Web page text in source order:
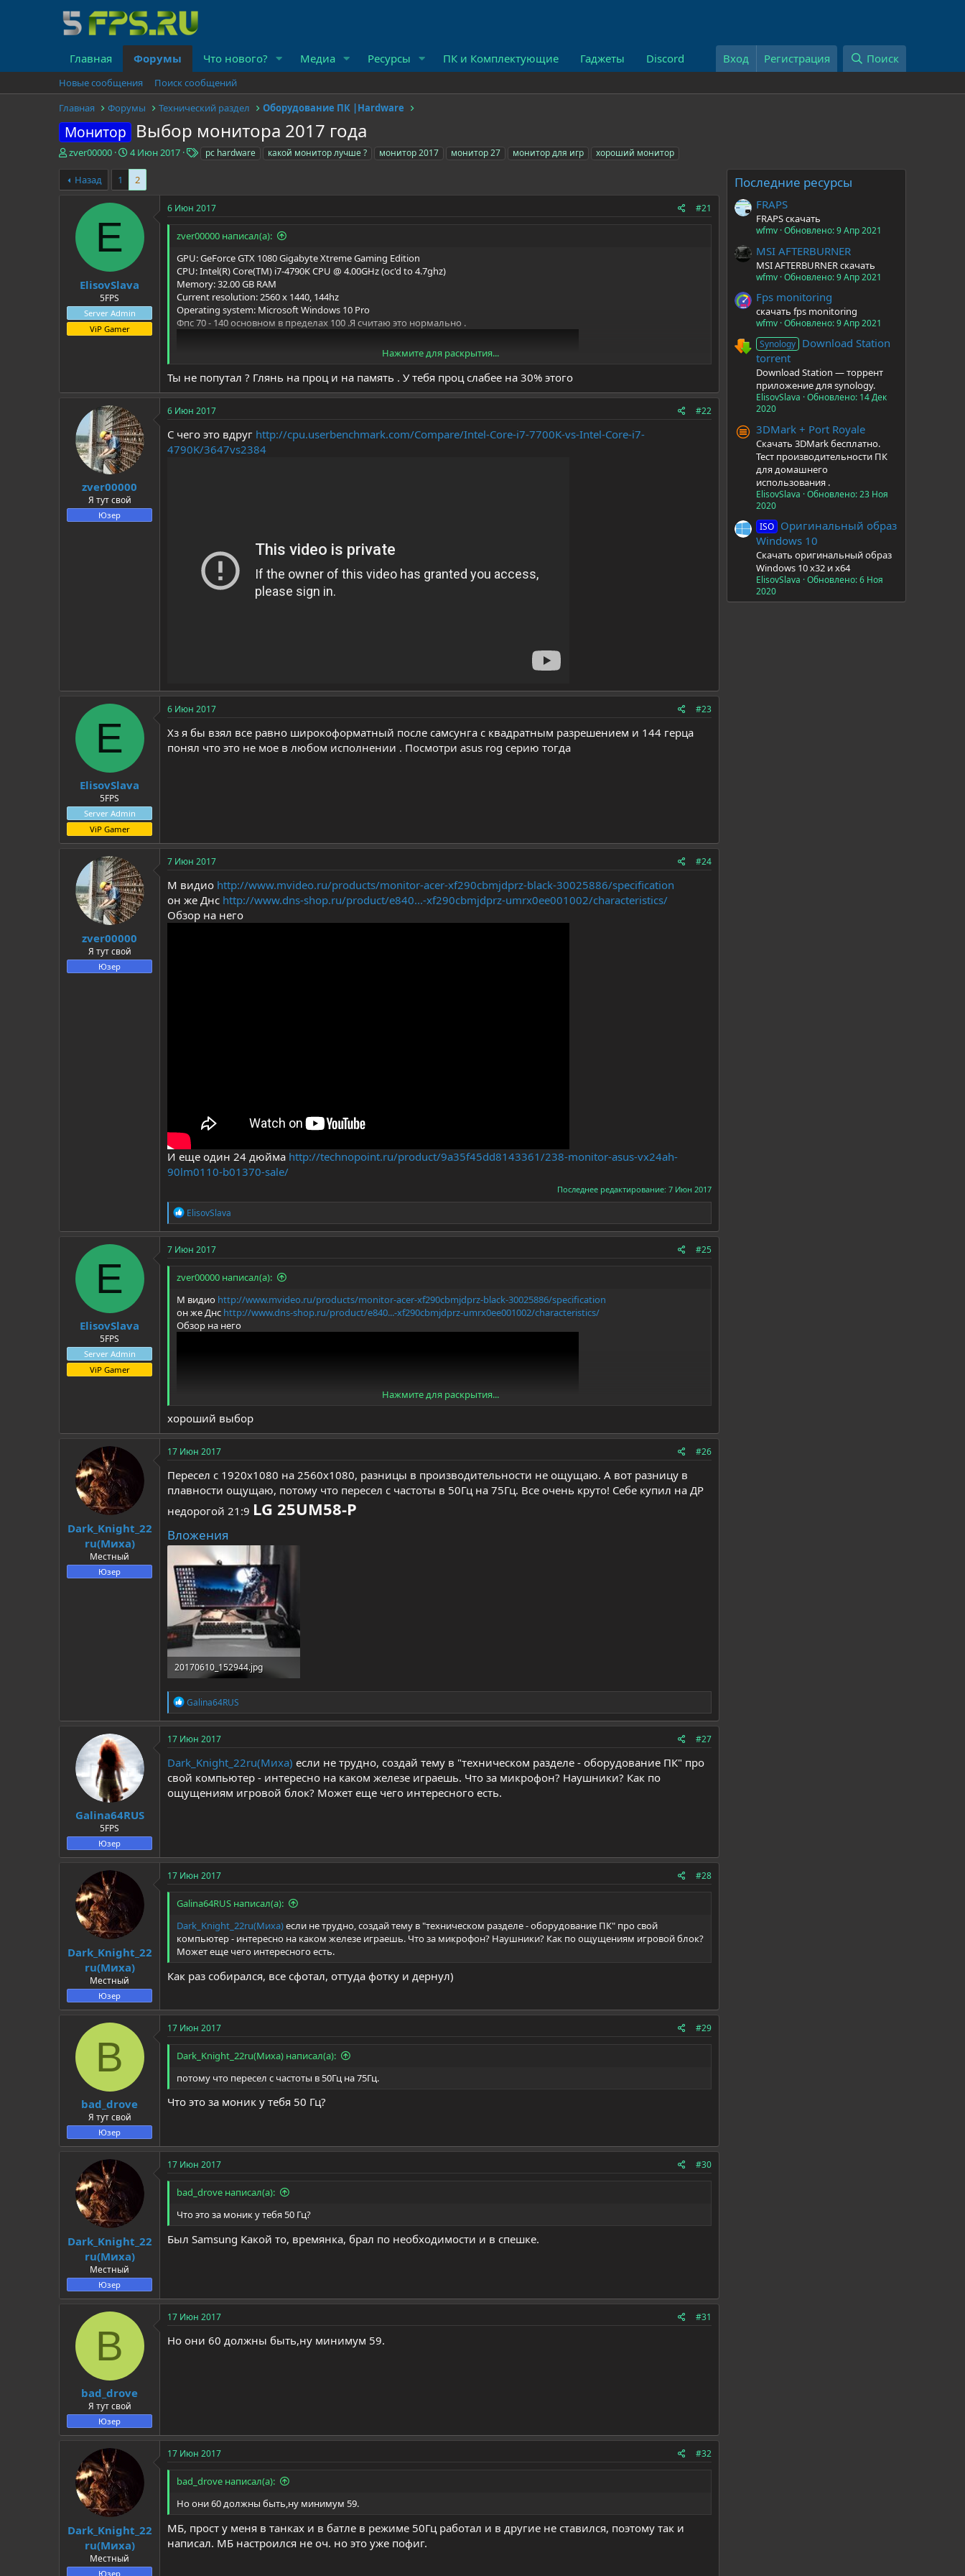
Главная Форумы Что нового? Медиа Ресурсы ПК и Комплектующие Гаджеты Discord Вход Регистрация Поиск
Новые сообщения
Поиск сообщений
Главная
Форумы Технический раздел Оборудование ПК |Hardware
Монитор Выбор монитора 2017 года
А
т
о
zver00000
Д
а
а
а
4 Июн 2017
Тpc hardware какой монитор лучше ? монитор 2017 монитор 27 монитор для игр хороший монитор
Назад 1 2
E
ElisovSlava
5FPS
Server Admin
ViP Gamer
6 Июн 2017 #21
zver00000 написал(а):
GPU: GeForce GTX 1080 Gigabyte Xtreme Gaming Edition
CPU: Intel(R) Core(TM) i7-4790K CPU @ 4.00GHz (oc'd to 4.7ghz)
Memory: 32.00 GB RAM
Current resolution: 2560 x 1440, 144hz
Operating system: Microsoft Windows 10 Pro
Фпс 70 - 140 основном в пределах 100 .Я считаю это нормально .
Нажмите для раскрытия...
Ты не попутал ? Глянь на проц и на память . У тебя проц слабее на 30% этого
zver00000
Я тут свой
Юзер
6 Июн 2017 #22
С чего это вдруг http://cpu.userbenchmark.com/Compare/Intel-Core-i7-7700K-vs-Intel-Core-i7-
4790K/3647vs2384
E
ElisovSlava
5FPS
Server Admin
ViP Gamer
6 Июн 2017 #23
Хз я бы взял все равно широкоформатный после самсунга с квадратным разрешением и 144 герца
понял что это не мое в любом исполнении . Посмотри asus rog серию тогда
zver00000
Я тут свой
Юзер
7 Июн 2017 #24
М видио http://www.mvideo.ru/products/monitor-acer-xf290cbmjdprz-black-30025886/specification
он же Днс http://www.dns-shop.ru/product/e840...-xf290cbmjdprz-umrx0ee001002/characteristics/
Обзор на него
И еще один 24 дюйма http://technopoint.ru/product/9a35f45dd8143361/238-monitor-asus-vx24ah-
90lm0110-b01370-sale/
Последнее редактирование: 7 Июн 2017
Р
е
а
к
и
ElisovSlava
E
ElisovSlava
5FPS
Server Admin
ViP Gamer
7 Июн 2017 #25
zver00000 написал(а):
М видио http://www.mvideo.ru/products/monitor-acer-xf290cbmjdprz-black-30025886/specification
он же Днс http://www.dns-shop.ru/product/e840...-xf290cbmjdprz-umrx0ee001002/characteristics/
Обзор на него
И еще один 24 дюймаhttp://technopoint.ru/product/9a35f45dd8143361/238-monitor-asus-vx24ah-90lm0110-b01370-
sale/
Нажмите для раскрытия...
хороший выбор
Dark_Knight_22
ru(Миха)
Местный
Юзер
17 Июн 2017 #26
Пересел с 1920х1080 на 2560х1080, разницы в производительности не ощущаю. А вот разницу в
плавности ощущаю, потому что пересел с частоты в 50Гц на 75Гц. Все очень круто! Себе купил на ДР
недорогой 21:9 LG 25UM58-P
Вложения
20170610_152944.jpg
265.8 KB · Просмотры: 529
Р
е
а
к
и
и
:
Galina64RUS
Galina64RUS
5FPS
Юзер
17 Июн 2017 #27
Dark_Knight_22ru(Миха) если не трудно, создай тему в "техническом разделе - оборудование ПК" про
свой компьютер - интересно на каком железе играешь. Что за микрофон? Наушники? Как по
ощущениям игровой блок? Может еще чего интересного есть.
Dark_Knight_22
ru(Миха)
Местный
Юзер
17 Июн 2017 #28
Galina64RUS написал(а):
Dark_Knight_22ru(Миха)если не трудно, создай тему в "техническом разделе - оборудование ПК" про свой
компьютер - интересно на каком железе играешь. Что за микрофон? Наушники? Как по ощущениям игровой блок?
Может еще чего интересного есть.
Как раз собирался, все сфотал, оттуда фотку и дернул)
B
bad_drove
Я тут свой
Юзер
17 Июн 2017 #29
Dark_Knight_22ru(Миха) написал(а):
потому что пересел с частоты в 50Гц на 75Гц.
Что это за моник у тебя 50 Гц?
Dark_Knight_22
ru(Миха)
Местный
Юзер
17 Июн 2017 #30
bad_drove написал(а):
Что это за моник у тебя 50 Гц?
Был Samsung Какой то, времянка, брал по необходимости и в спешке.
B
bad_drove
Я тут свой
Юзер
17 Июн 2017 #31
Но они 60 должны быть,ну минимум 59.
Dark_Knight_22
ru(Миха)
Местный
Юзер
17 Июн 2017 #32
bad_drove написал(а):
Но они 60 должны быть,ну минимум 59.
МБ, прост у меня в танках и в батле в режиме 50Гц работал и в другие не ставился, поэтому так и
написал. МБ настроился не оч. но это уже пофиг.
Последние ресурсы
FRAPS
FRAPS скачать
wfmv Обновлено:9 Апр 2021
MSI AFTERBURNER
MSI AFTERBURNER скачать
wfmv Обновлено:9 Апр 2021
Fps monitoring
скачать fps monitoring
wfmv Обновлено:9 Апр 2021
Synology Download Station
torrent
Download Station — торрент
приложение для synology.
ElisovSlava Обновлено: 14 Дек
2020
3DMark + Port Royale
Скачать 3DMark бесплатно.
Тест производительности ПК
для домашнего
использования .
ElisovSlava Обновлено:23 Ноя
2020
ISO Оригинальный образ
Windows 10
Скачать оригинальный образ
Windows 10 x32 и x64
ElisovSlava Обновлено:6 Ноя
2020